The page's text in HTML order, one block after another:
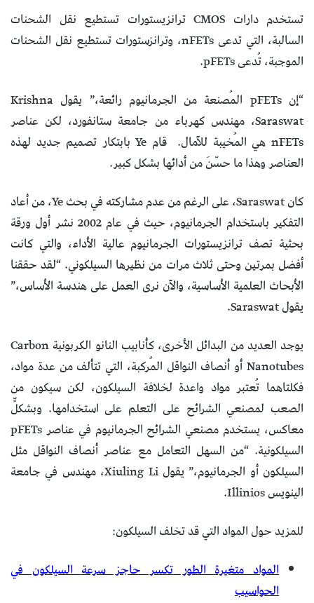
تستخدم دارات CMOS ترانزيستورات تستطيع نقل الشحنات
السالبة، التي تدعى nFETs، وترانزستورات تستطيع نقل الشحنات
الموجبة، تُدعى pFETs.
“إن pFETs المُصنعة من الجرمانيوم رائعة،” يقول Krishna
Saraswat، مهندس كهرباء من جامعة ستانفورد، لكن عناصر
nFETs هي المُخيبة للآمال. قام Ye بابتكار تصميم جديد لهذه
العناصر وهذا ما حسّنَ من أدائها بشكل كبير.
كان Saraswat، على الرغم من عدم مشاركته في بحث Ye، من أعاد
التفكير باستخدام الجرمانيوم، حيث في عام 2002 نشر أول ورقة
بحثية تصف ترانزيستورات الجرمانيوم عالية الأداء، والتي كانت
أفضل بمرتين وحتى ثلاث مرات من نظيرها السيلكوني. “لقد حققنا
الأبحاث العلمية الأساسية، والآن نرى العمل على هندسة الأساس،”
يقول Saraswat.
يوجد العديد من البدائل الأخرى، كأنابيب النانو الكربونية Carbon
Nanotubes أو أنصاف النواقل المُركبة، التي تتألف من عدة مواد،
فكلتاهما تُعتبر مواد واعدة لخلافة السيلكون، لكن سيكون من
الصعب لمصنعي الشرائح على التعلم على استخدامها. وبشكلٍّ
معاكس، يستخدم مصنعي الشرائح الجرمانيوم في عناصر pFETs
السيلكونية. “من السهل التعامل مع عناصر أنصاف النواقل مثل
السيلكون أو الجرمانيوم،” يقول Xiuling Li، مهندس في جامعة
الينويس Illinios.
للمزيد حول المواد التي قد تخلف السيلكون:
المواد متغيرة الطور تكسر حاجز سرعة السيلكون في
الحواسيب